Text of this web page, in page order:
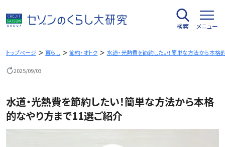
容
を
キ
検索 メニュー
トップページ 暮らし 節約・オトク 水道・光熱費を節約したい！簡単な方法から本格
2025/09/03
水道・光熱費を節約したい！簡単な方法から本格
的なやり方まで11選ご紹介